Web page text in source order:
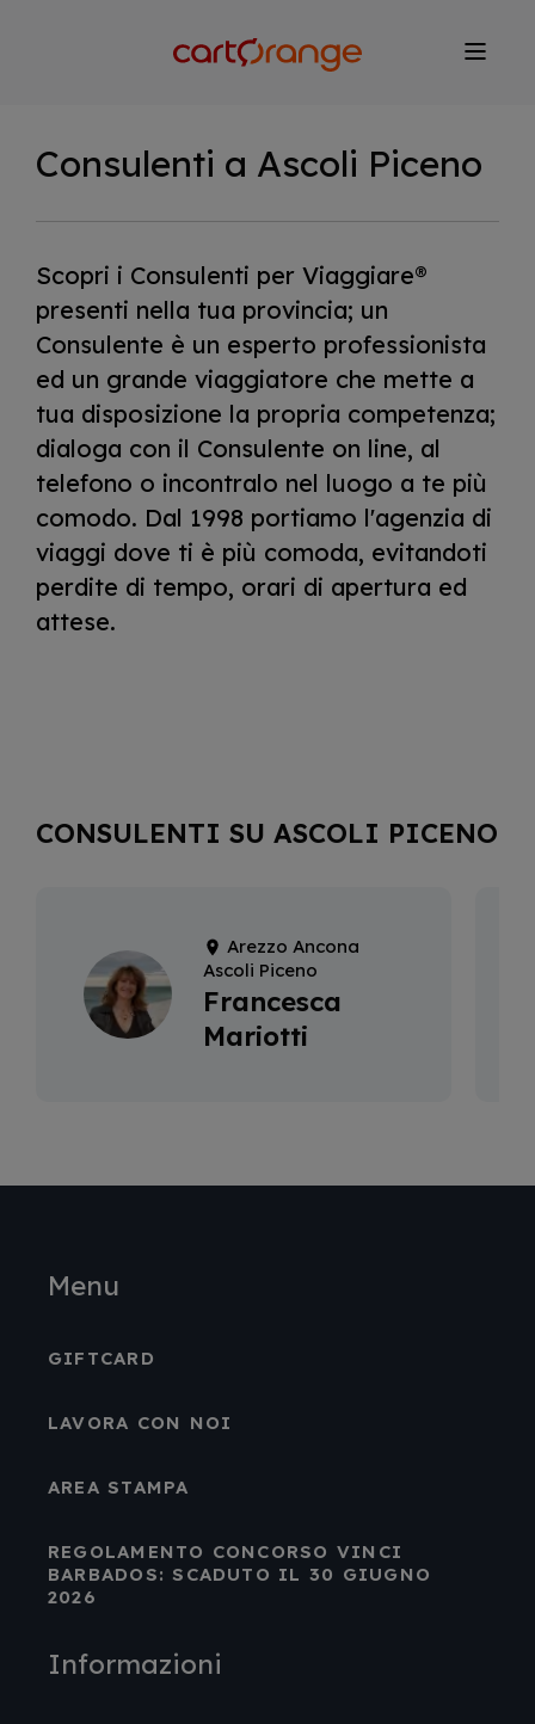
Consulenti a Ascoli Piceno
Scopri i Consulenti per Viaggiare®
presenti nella tua provincia; un
Consulente è un esperto professionista
ed un grande viaggiatore che mette a
tua disposizione la propria competenza;
dialoga con il Consulente on line, al
telefono o incontralo nel luogo a te più
comodo. Dal 1998 portiamo l'agenzia di
viaggi dove ti è più comoda, evitandoti
perdite di tempo, orari di apertura ed
attese.
CONSULENTI SU ASCOLI PICENO
Arezzo Ancona
Ascoli Piceno
Francesca
Mariotti
Menu
GIFTCARD
LAVORA CON NOI
AREA STAMPA
REGOLAMENTO CONCORSO VINCI
BARBADOS: SCADUTO IL 30 GIUGNO
2026
Informazioni